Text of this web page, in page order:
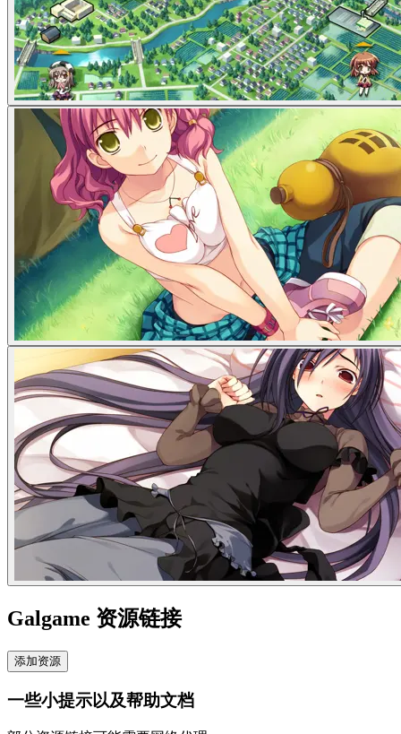
Galgame 资源链接
添加资源
一些小提示以及帮助文档